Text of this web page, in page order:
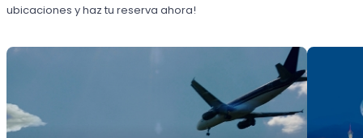
ubicaciones y haz tu reserva ahora!